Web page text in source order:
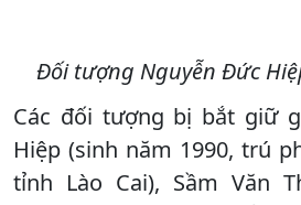
Đối tượng Nguyễn Đức
Các đối tượng bị bắt giữ
Hiệp (sinh năm 1990, trú
tỉnh Lào Cai), Sầm Văn